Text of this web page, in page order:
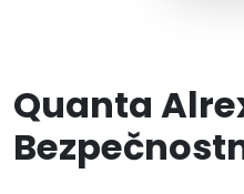
Quanta